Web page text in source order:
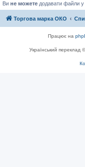
Ви не можете додавати файли
Торгова марка ОКО
Працює на
Український переклад